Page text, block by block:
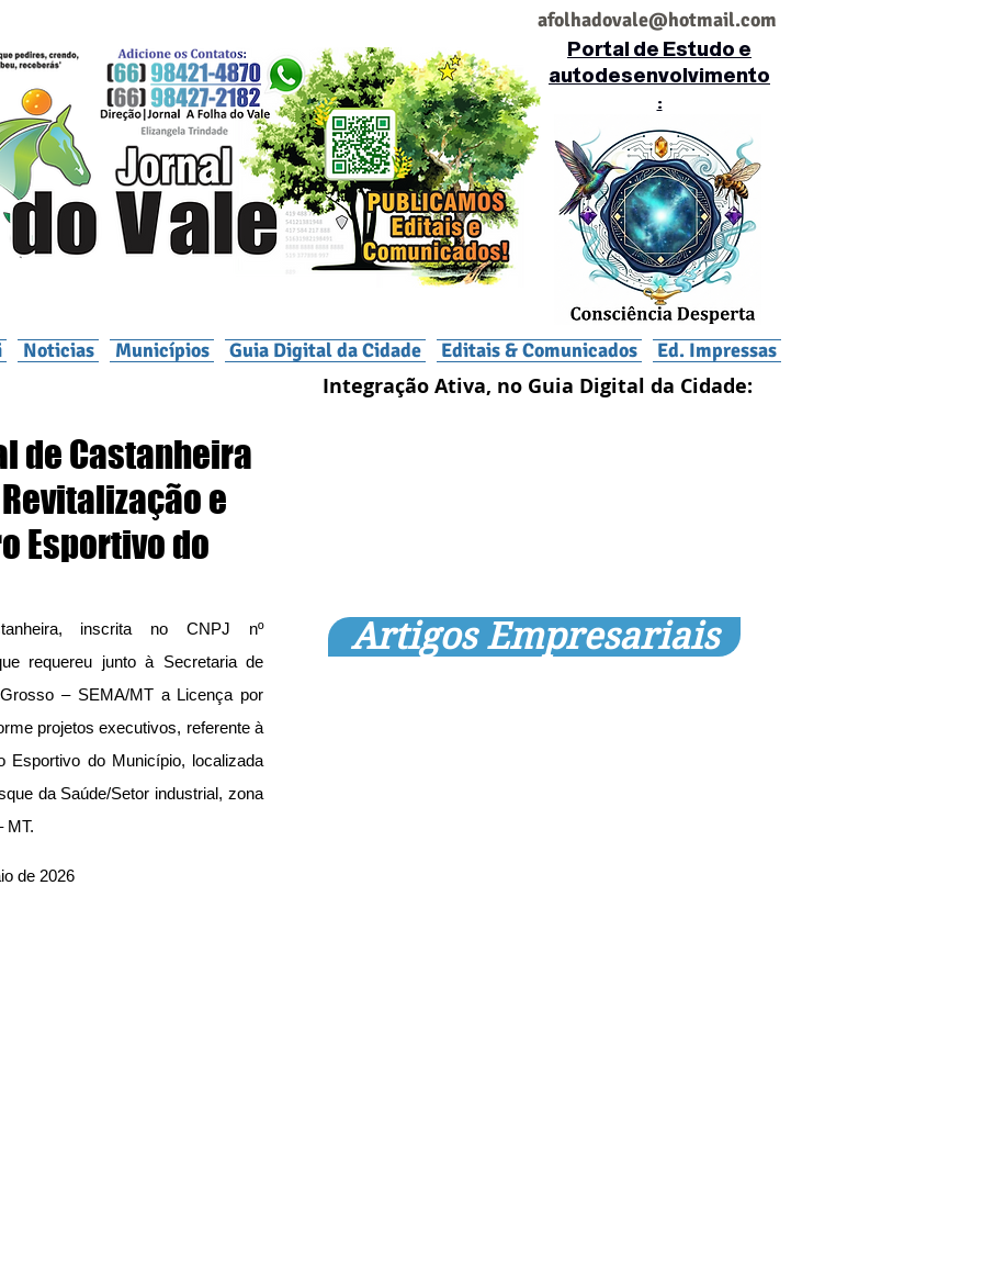
afolhadovale@hotmail.com
Portal de Estudo e
autodesenvolvimento
:
Noticias Municípios Guia Digital da Cidade Editais & Comunicados Ed. Impressas
de Castanheira
e
Esportivo do
inscrita no CNPJ nº
requereu junto à Secretaria de
– SEMA/MT a Licença por
projetos executivos, referente à
Esportivo do Município, localizada
da Saúde/Setor industrial, zona
MT.
de 2026
Integração Ativa, no Guia Digital da Cidade:
Artigos Empresariais